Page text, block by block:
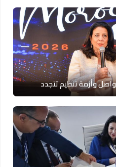
وأزمة تنظيم تتجدد